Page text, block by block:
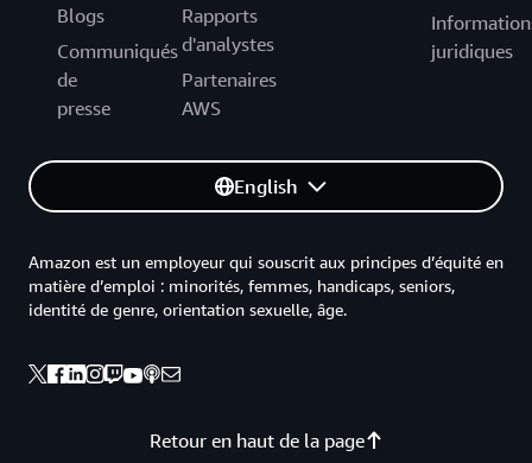
Blogs
Communiqués
de
presse
Rapports
d'analystes
Partenaires
AWS
juridiques
English
Retour en haut de la page
Amazon est un employeur qui souscrit aux principes d’équité en
matière d’emploi : minorités, femmes, handicaps, seniors,
identité de genre, orientation sexuelle, âge.